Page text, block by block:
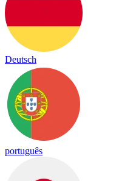
Deutsch
português